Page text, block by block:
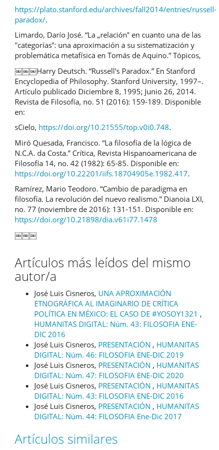
https://plato.stanford.edu/archives/fall2014/entries/russell-
paradox/.
Limardo, Darío José. “La „relación‟ en cuanto una de las
"categorías‟: una aproximación a su sistematización y
problemática metafísica en Tomás de Aquino.” Tópicos,
￼￼￼Harry Deutsch. “Russell's Paradox.” En Stanford
Encyclopedia of Philosophy. Stanford University, 1997–.
Artículo publicado Diciembre 8, 1995; Junio 26, 2014.
Revista de Filosofía, no. 51 (2016): 159-189. Disponible
en:
sCielo, https://doi.org/10.21555/top.v0i0.748.
Miró Quesada, Francisco. “La filosofía de la lógica de
N.C.A. da Costa.” Crítica, Revista Hispanoamericana de
Filosofía 14, no. 42 (1982): 65-85. Disponible en:
https://doi.org/10.22201/iifs.18704905e.1982.417.
Ramírez, Mario Teodoro. “Cambio de paradigma en
filosofía. La revolución del nuevo realismo.” Dianoia LXI,
no. 77 (noviembre de 2016): 131-151. Disponible en:
https://doi.org/10.21898/dia.v61i77.1478
￼￼￼
Artículos más leídos del mismo
autor/a
José Luis Cisneros, UNA APROXIMACIÓN
ETNOGRÁFICA AL IMAGINARIO DE CRÍTICA
POLÍTICA EN MÉXICO: EL CASO DE #YOSOY1321 ,
HUMANITAS DIGITAL: Núm. 43: FILOSOFIA ENE-
DIC 2016
José Luis Cisneros, PRESENTACIÓN , HUMANITAS
DIGITAL: Núm. 46: FILOSOFIA ENE-DIC 2019
José Luis Cisneros, PRESENTACIÓN , HUMANITAS
DIGITAL: Núm. 47: FILOSOFIA ENE-DIC 2020
José Luis Cisneros, PRESENTACIÓN , HUMANITAS
DIGITAL: Núm. 43: FILOSOFIA ENE-DIC 2016
José Luis Cisneros, PRESENTACIÓN , HUMANITAS
DIGITAL: Núm. 44: FILOSOFIA Ene-Dic 2017
Artículos similares